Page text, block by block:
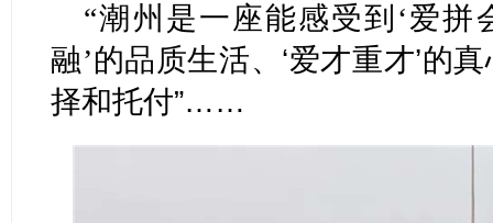
“潮州是一座能感受到‘爱拼
融’的品质生活、‘爱才重才’的
择和托付”……